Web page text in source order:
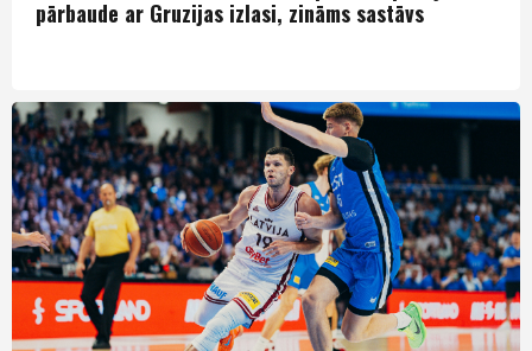
pārbaude ar Gruzijas izlasi, zināms sastāvs
Izlase